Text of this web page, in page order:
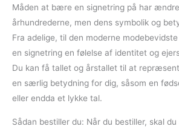
Måden at bære en signetring på har
århundrederne, men dens symbolik og
Fra adelige, til den moderne
en signetring en følelse af identitet og
Du kan få tallet og årstallet til at
en særlig betydning for dig, såsom en
eller endda et lykke tal.
Sådan bestiller du: Når du bestiller, skal